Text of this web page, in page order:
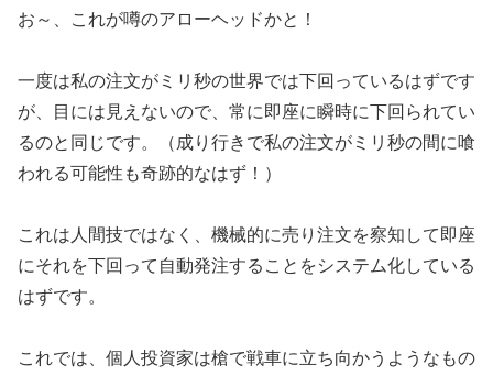
お～、これが噂のアローヘッドかと！
一度は私の注文がミリ秒の世界では下回っているはずです
が、目には見えないので、常に即座に瞬時に下回られてい
るのと同じです。（成り行きで私の注文がミリ秒の間に喰
われる可能性も奇跡的なはず！）
これは人間技ではなく、機械的に売り注文を察知して即座
にそれを下回って自動発注することをシステム化している
はずです。
これでは、個人投資家は槍で戦車に立ち向かうようなもの